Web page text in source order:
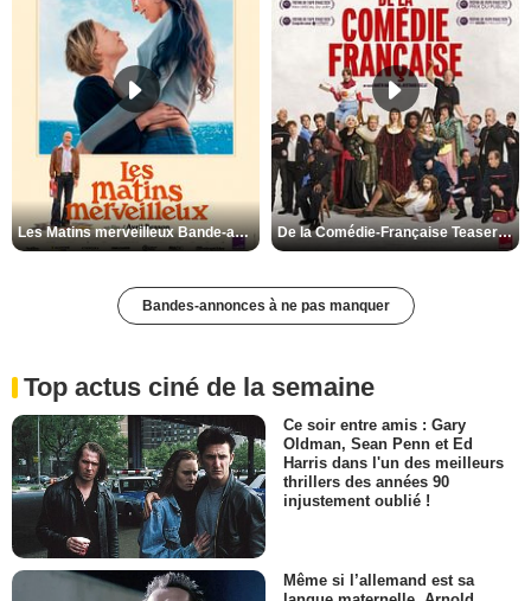
Les Matins merveilleux Bande-annonce VF De la Comédie-Française Teaser VF
Bandes-annonces à ne pas manquer
Top actus ciné de la semaine
Ce soir entre amis : Gary
Oldman, Sean Penn et Ed
Harris dans l'un des meilleurs
thrillers des années 90
injustement oublié !
Même si l’allemand est sa